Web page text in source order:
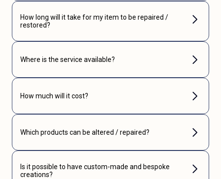
How long will it take for my item to be repaired /
restored?
Where is the service available?
How much will it cost?
Which products can be altered / repaired?
Is it possible to have custom-made and bespoke
creations?